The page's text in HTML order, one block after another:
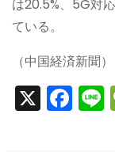
は20.5%、5G対
ている。
（中国経済新聞）
X F
a